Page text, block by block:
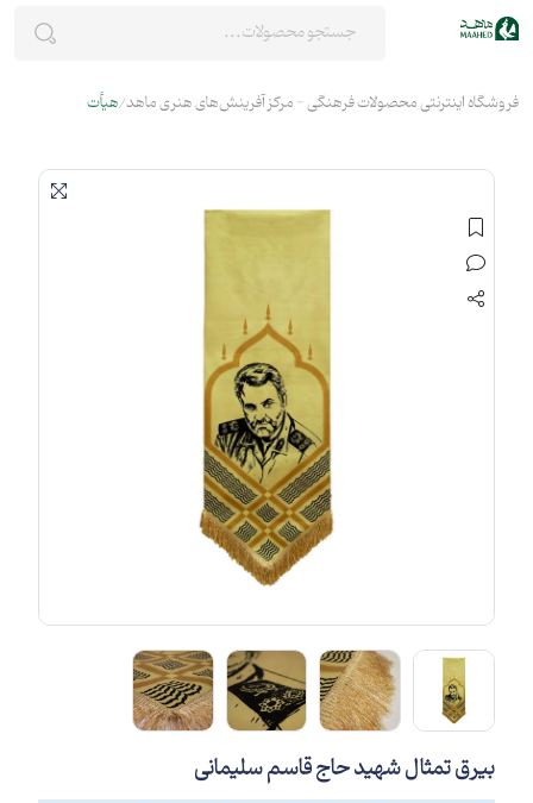
فروشگاه اینترنتی محصولات فرهنگی - مرکز آفرینش‌های هنری ماهد هیأت
بیرق تمثال شهید حاج قاسم سلیمانی